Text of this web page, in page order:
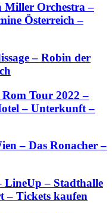
Miller Orchestra –
Österreich –
– Robin der
Tour 2022 –
– Unterkunft –
– Das Ronacher –
LineUp – Stadthalle
– Tickets kaufen